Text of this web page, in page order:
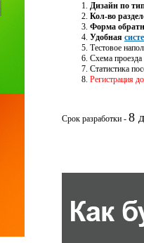
Дизайн по
Кол-во
Форма
Удобная
Тестовое
Схема
Статистика
Регистрация
Срок разработки - 8